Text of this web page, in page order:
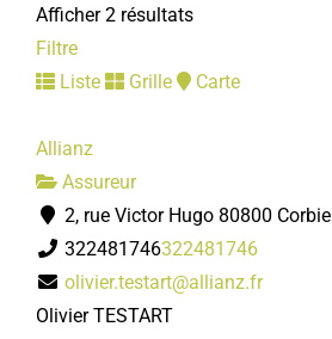
Afficher 2 résultats
Filtre
Liste
Grille Carte
Allianz
Assureur
2, rue Victor Hugo 80800 Corbie
322481746322481746
olivier.testart@allianz.fr
Olivier TESTART